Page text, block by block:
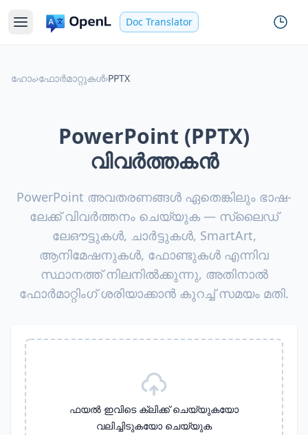
Doc Translator
ഹോം›ഫോർമാറ്റുകൾ›PPTX
PowerPoint (PPTX)
വിവർത്തകൻ
PowerPoint അവതരണങ്ങൾ ഏതെങ്കിലും ഭാഷ-
ലേക്ക് വിവർത്തനം ചെയ്യുക — സ്ലൈഡ്
ലേഔട്ടുകൾ, ചാർട്ടുകൾ, SmartArt,
ആനിമേഷനുകൾ, ഫോണ്ടുകൾ എന്നിവ
സ്ഥാനത്ത് നിലനിൽക്കുന്നു, അതിനാൽ
ഫോർമാറ്റിംഗ് ശരിയാക്കാൻ കുറച്ച് സമയം മതി.
ഫയൽ ഇവിടെ ക്ലിക്ക് ചെയ്യുകയോ
വലിച്ചിടുകയോ ചെയ്യുക